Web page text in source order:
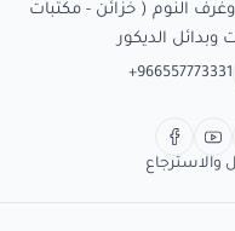
النوم ( خزائن - مكتبات
+966557773331
والاسترجاع